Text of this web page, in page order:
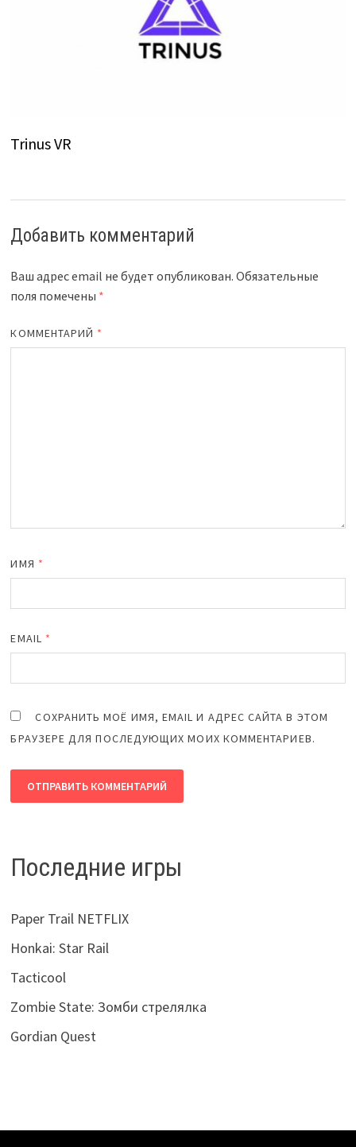
Trinus VR
Добавить комментарий
Ваш адрес email не будет опубликован. Обязательные
поля помечены *
КОММЕНТАРИЙ *
ИМЯ *
EMAIL *
СОХРАНИТЬ МОЁ ИМЯ, EMAIL И АДРЕС САЙТА В ЭТОМ
БРАУЗЕРЕ ДЛЯ ПОСЛЕДУЮЩИХ МОИХ КОММЕНТАРИЕВ.
Последние игры
Paper Trail NETFLIX
Honkai: Star Rail
Tacticool
Zombie State: Зомби стрелялка
Gordian Quest